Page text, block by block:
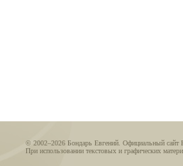
© 2002–2026 Бондарь Евгений. Официальный
При использовании текстовых и графических